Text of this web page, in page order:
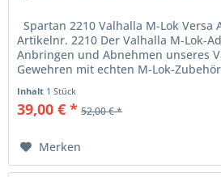
Spartan 2210 Valhalla M-Lok Versa
Artikelnr. 2210 Der Valhalla M-Lok-
Anbringen und Abnehmen unseres
Gewehren mit echten M-Lok-
Inhalt 1 Stück
39,00 € * 52,00 € *
Merken